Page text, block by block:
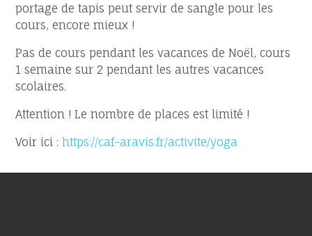
portage de tapis peut servir de sangle pour les
cours, encore mieux !
Pas de cours pendant les vacances de Noël, cours
1 semaine sur 2 pendant les autres vacances
scolaires.
Attention ! Le nombre de places est limité !
Voir ici : https://caf-aravis.fr/activite/yoga